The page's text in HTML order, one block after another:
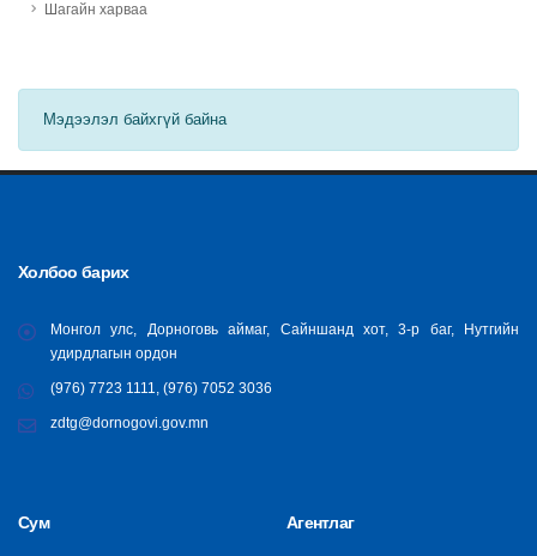
Шагайн харваа
Мэдээлэл байхгүй байна
Холбоо барих
Монгол улс, Дорноговь аймаг, Сайншанд хот, 3-р баг, Нутгийн
удирдлагын ордон
(976) 7723 1111, (976) 7052 3036
zdtg@dornogovi.gov.mn
Сум Агентлаг